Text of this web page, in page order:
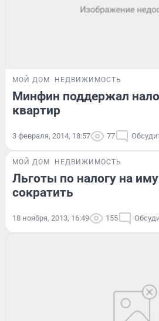
МОЙ ДОМ НЕДВИЖИМОСТЬ
Минфин поддержал
квартир
3 февраля, 2014, 18:57 77
МОЙ ДОМ НЕДВИЖИМОСТЬ
Льготы по налогу на
сократить
18 ноября, 2013, 16:49 155